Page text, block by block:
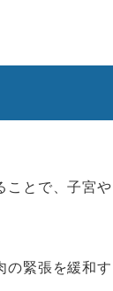
ことで、子宮や
の緊張を緩和す